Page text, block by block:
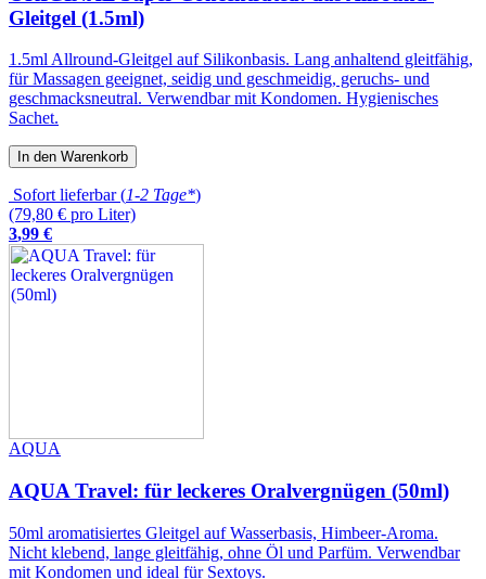
Gleitgel (1.5ml)
1.5ml Allround-Gleitgel auf Silikonbasis. Lang anhaltend gleitfähig,
für Massagen geeignet, seidig und geschmeidig, geruchs- und
geschmacksneutral. Verwendbar mit Kondomen. Hygienisches
Sachet.
In den Warenkorb
Sofort lieferbar (1-2 Tage*)
(79,80 € pro Liter)
3,99 €
AQUA
AQUA Travel: für leckeres Oralvergnügen (50ml)
50ml aromatisiertes Gleitgel auf Wasserbasis, Himbeer-Aroma.
Nicht klebend, lange gleitfähig, ohne Öl und Parfüm. Verwendbar
mit Kondomen und ideal für Sextoys.